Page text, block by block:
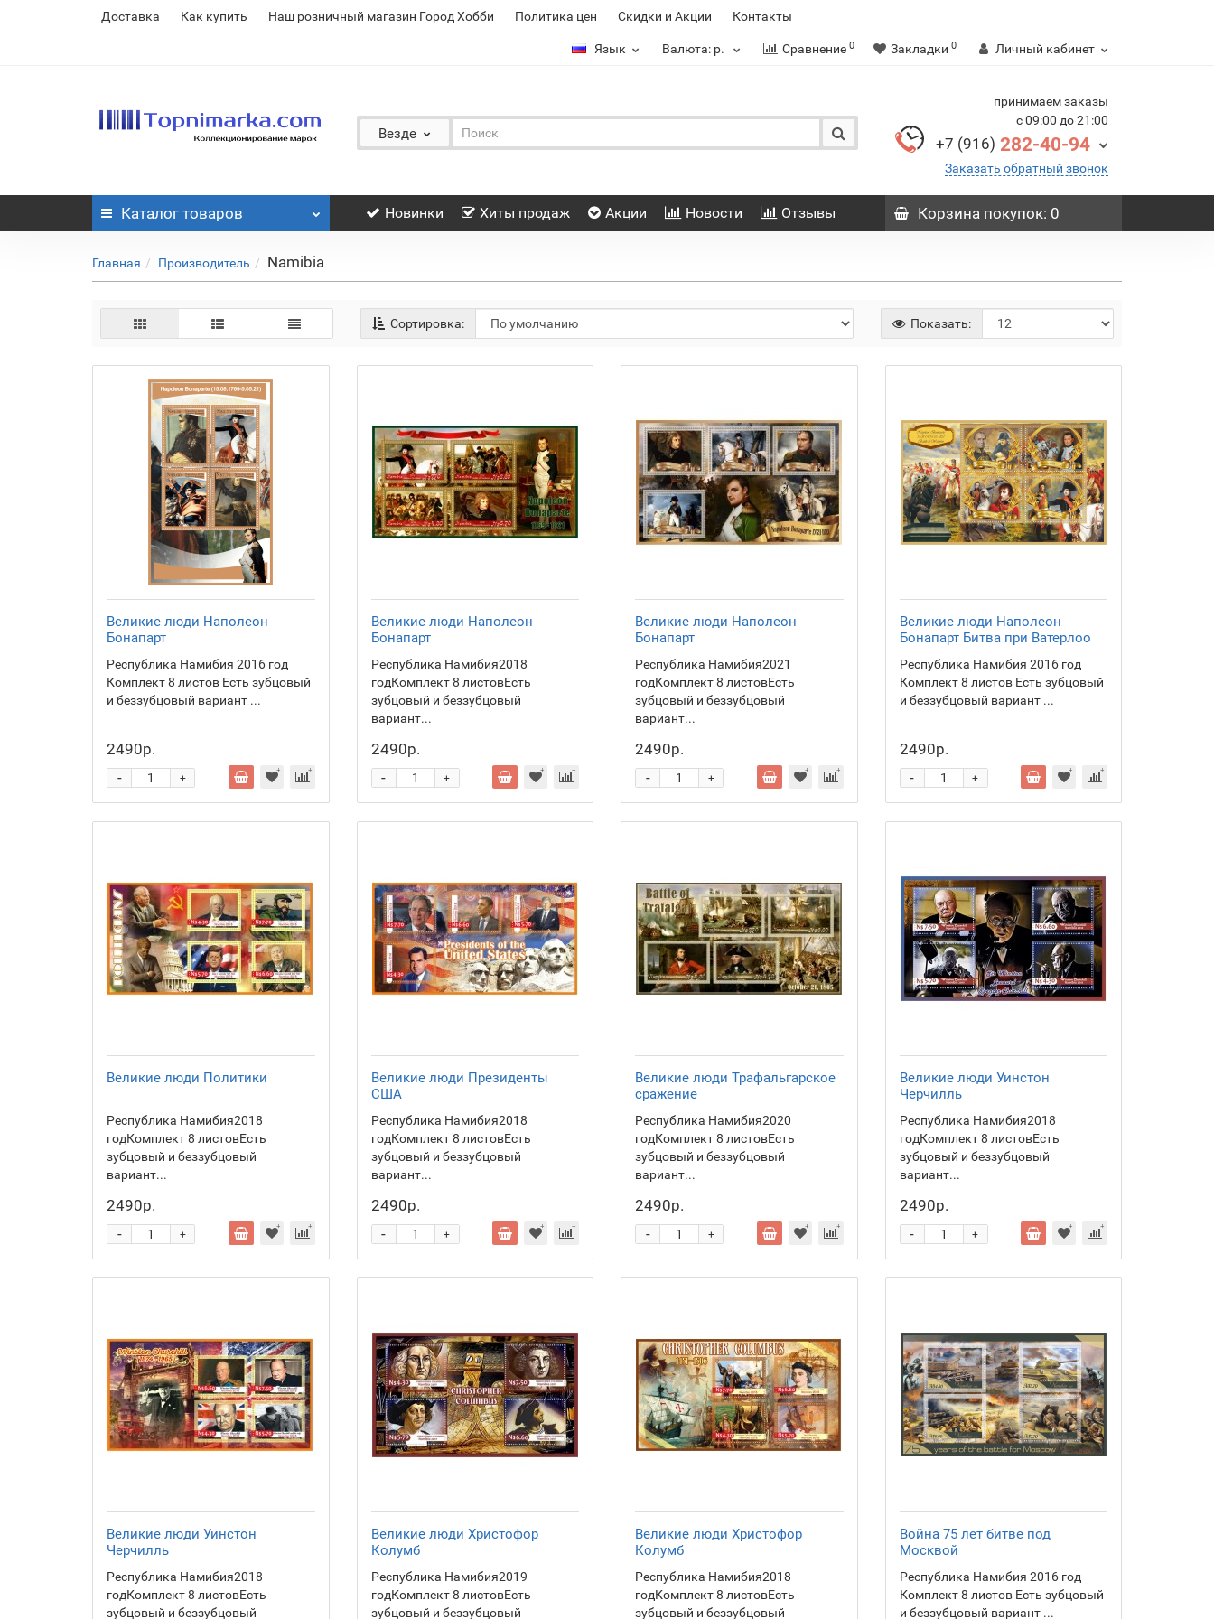
Доставка Как купить Наш розничный магазин Город Хобби Политика цен Скидки и Акции Контакты
Язык Валюта: р. Сравнение 0 Закладки 0 Личный кабинет
Везде
принимаем заказы
с 09:00 до 21:00
+7 (916) 282-40-94
Заказать обратный звонок
Каталог товаров Новинки Хиты продаж Акции Новости Отзывы Корзинапокупок: 0
Главная Производитель Namibia
Сортировка: Показать:
Великие люди Наполеон
Бонапарт
Республика Намибия 2016 год
Комплект 8 листов Есть зубцовый
и беззубцовый вариант ...
2490р.
+
-
Великие люди Наполеон
Бонапарт
Республика Намибия2018
годКомплект 8 листовЕсть
зубцовый и беззубцовый
вариант...
2490р.
+
-
Великие люди Наполеон
Бонапарт
Республика Намибия2021
годКомплект 8 листовЕсть
зубцовый и беззубцовый
вариант...
2490р.
+
-
Великие люди Наполеон
Бонапарт Битва при Ватерлоо
Республика Намибия 2016 год
Комплект 8 листов Есть зубцовый
и беззубцовый вариант ...
2490р.
+
-
Великие люди Политики
Республика Намибия2018
годКомплект 8 листовЕсть
зубцовый и беззубцовый
вариант...
2490р.
+
-
Великие люди Президенты
США
Республика Намибия2018
годКомплект 8 листовЕсть
зубцовый и беззубцовый
вариант...
2490р.
+
-
Великие люди Трафальгарское
сражение
Республика Намибия2020
годКомплект 8 листовЕсть
зубцовый и беззубцовый
вариант...
2490р.
+
-
Великие люди Уинстон
Черчилль
Республика Намибия2018
годКомплект 8 листовЕсть
зубцовый и беззубцовый
вариант...
2490р.
+
-
Великие люди Уинстон
Черчилль
Республика Намибия2018
годКомплект 8 листовЕсть
зубцовый и беззубцовый
Великие люди Христофор
Колумб
Республика Намибия2019
годКомплект 8 листовЕсть
зубцовый и беззубцовый
Великие люди Христофор
Колумб
Республика Намибия2018
годКомплект 8 листовЕсть
зубцовый и беззубцовый
Война 75 лет битве под
Москвой
Республика Намибия 2016 год
Комплект 8 листов Есть зубцовый
и беззубцовый вариант ...